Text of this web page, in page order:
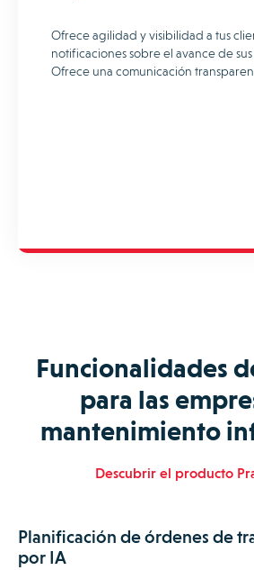
Ofrece agilidad y visibilidad a tus
notificaciones sobre el avance de sus
Ofrece una comunicación
Funcionalidades
para las
mantenimiento
Descubrir el producto
Planificación de órdenes de
por IA